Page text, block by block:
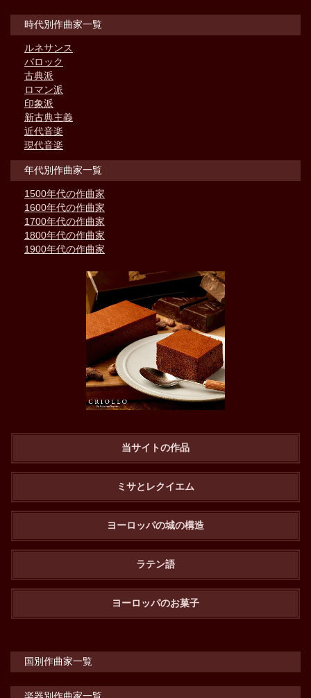
時代別作曲家一覧
ルネサンス
バロック
古典派
ロマン派
印象派
新古典主義
近代音楽
現代音楽
年代別作曲家一覧
1500年代の作曲家
1600年代の作曲家
1700年代の作曲家
1800年代の作曲家
1900年代の作曲家
当サイトの作品
ミサとレクイエム
ヨーロッパの城の構造
ラテン語
ヨーロッパのお菓子
国別作曲家一覧